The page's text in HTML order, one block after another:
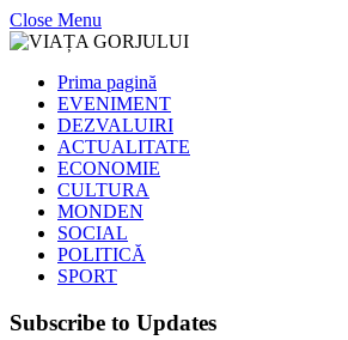
Close Menu
Prima pagină
EVENIMENT
DEZVALUIRI
ACTUALITATE
ECONOMIE
CULTURA
MONDEN
SOCIAL
POLITICĂ
SPORT
Subscribe to Updates